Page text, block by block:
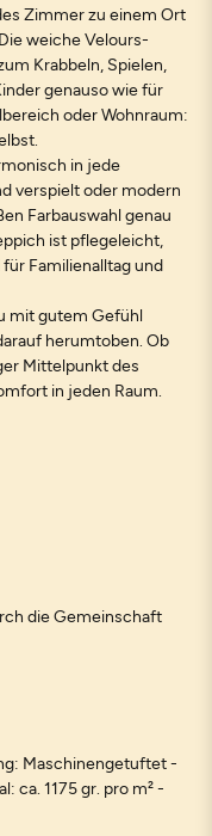
Zimmer zu einem Ort
weiche Velours-
Krabbeln, Spielen,
genauso wie für
oder Wohnraum:
in jede
verspielt oder modern
Farbauswahl genau
ist pflegeleicht,
Familienalltag und
mit gutem Gefühl
herumtoben. Ob
Mittelpunkt des
in jeden Raum.
die Gemeinschaft
Maschinengetuftet -
ca. 1175 gr. pro m² -